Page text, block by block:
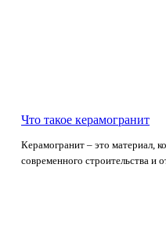
Что такое керамогранит
Керамогранит – это материал,
современного строительства и